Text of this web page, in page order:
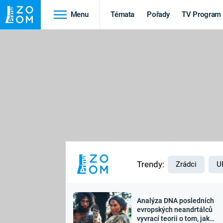
Menu Témata Pořady TV Program
Výročí
Trendy: Zrádci
Analýza DNA posledních
evropských neandrtálců
vyvrací teorii o tom, jak